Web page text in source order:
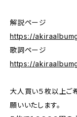
解説ページ
https://
歌詞ページ
https://
大人買い５枚以上ご
願いいたします。